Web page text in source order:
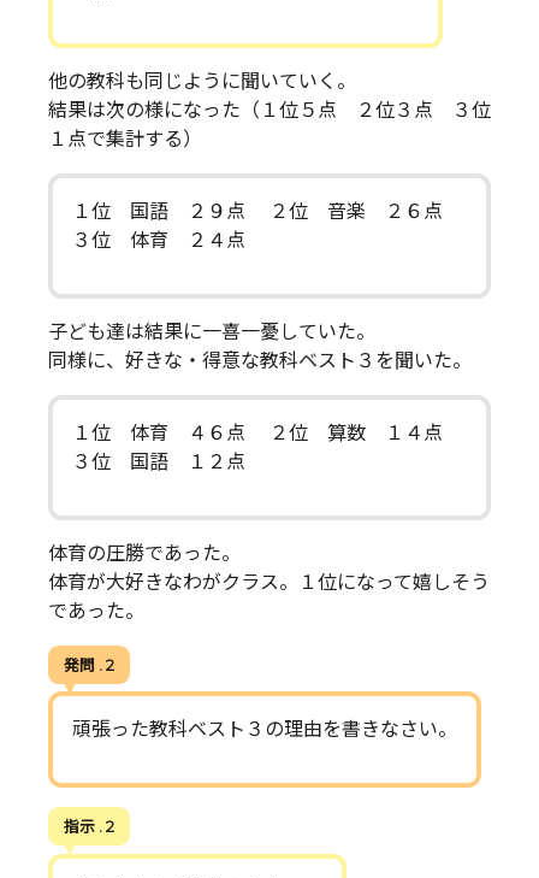
他の教科も同じように聞いていく。
結果は次の様になった（１位５点 ２位３点 ３位
１点で集計する）
１位 国語 ２９点 ２位 音楽 ２６点
３位 体育 ２４点
子ども達は結果に一喜一憂していた。
同様に、好きな・得意な教科ベスト３を聞いた。
１位 体育 ４６点 ２位 算数 １４点
３位 国語 １２点
体育の圧勝であった。
体育が大好きなわがクラス。１位になって嬉しそう
であった。
発問 . 2
頑張った教科ベスト３の理由を書きなさい。
指示 . 2